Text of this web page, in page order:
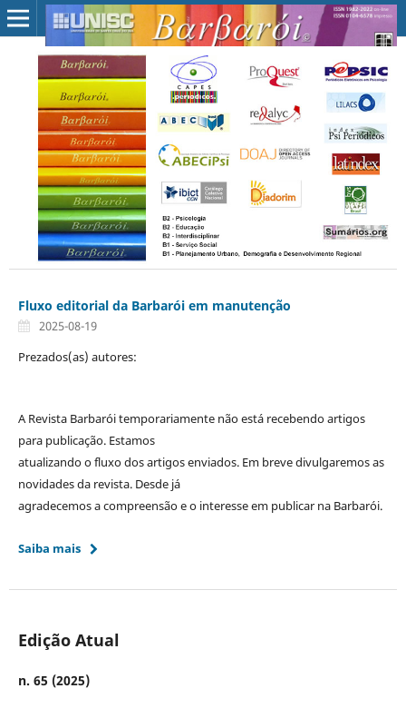
Fluxo editorial da Barbarói em manutenção
2025-08-19
Prezados(as) autores:
A Revista Barbarói temporariamente não está recebendo artigos
para publicação. Estamos
atualizando o fluxo dos artigos enviados. Em breve divulgaremos as
novidades da revista. Desde já
agradecemos a compreensão e o interesse em publicar na Barbarói.
Saiba mais
Edição Atual
n. 65 (2025)